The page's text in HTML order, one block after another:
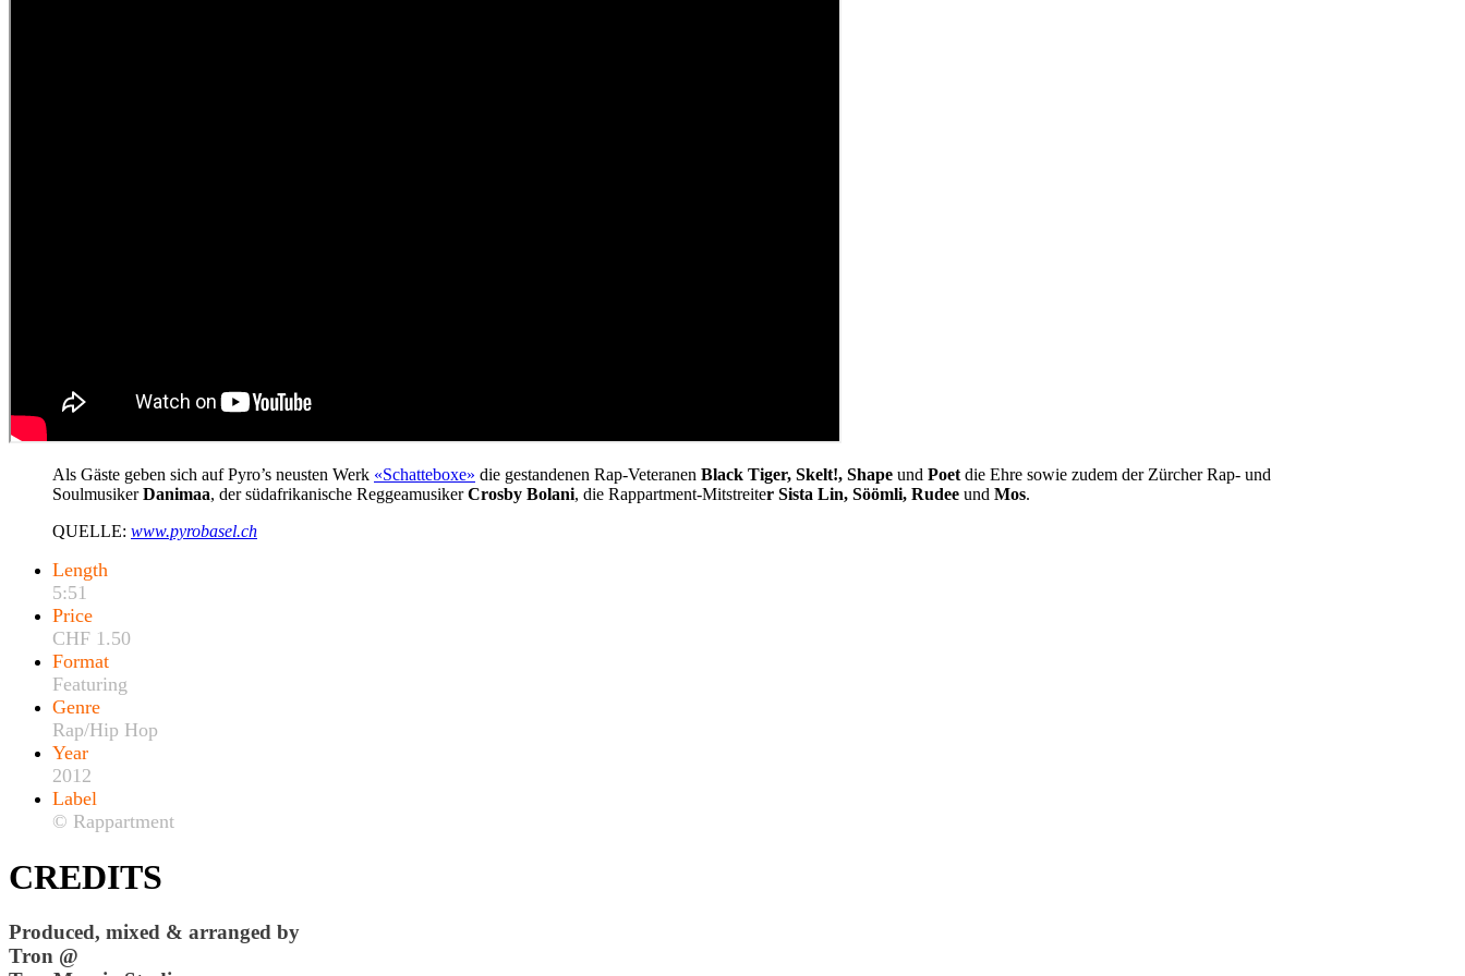
Als Gäste geben sich auf Pyro’s neusten Werk «Schatteboxe» die gestandenen Rap-Veteranen Black Tiger, Skelt!, Shape und Poet die Ehre sowie zudem der Zürcher Rap- und
SoulmusikerDanimaa, der südafrikanische ReggeamusikerCrosby Bolani, die Rappartment-Mitstreiter Sista Lin, Söömli, Rudee und Mos.
QUELLE: www.pyrobasel.ch
Length
5:51
Price
CHF 1.50
Format
Featuring
Genre
Rap/Hip Hop
Year
2012
Label
© Rappartment
CREDITS
Produced, mixed & arranged by
Tron @